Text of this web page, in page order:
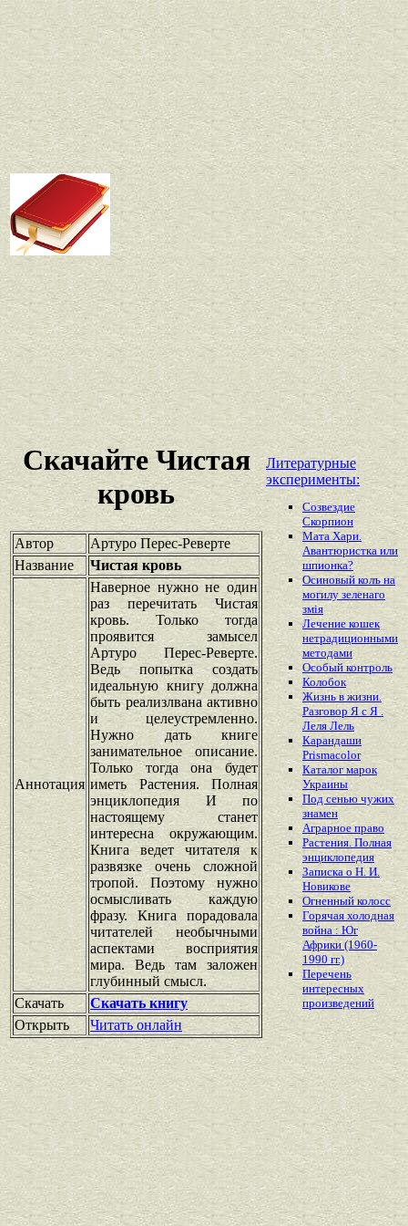
Скачайте Чистая
кровь
Автор
Артуро Перес-Реверте
Название
Чистая кровь
Аннотация
Наверное нужно не один
раз перечитать Чистая
кровь. Только тогда
проявится замысел
Артуро Перес-Реверте.
Ведь попытка создать
идеальную книгу должна
быть реализлвана активно
и целеустремленно.
Нужно дать книге
занимательное описание.
Только тогда она будет
иметь Растения. Полная
энциклопедия И по
настоящему станет
интересна окружающим.
Книга ведет читателя к
развязке очень сложной
тропой. Поэтому нужно
осмысливать каждую
фразу. Книга порадовала
читателей необычными
аспектами восприятия
мира. Ведь там заложен
глубинный смысл.
Скачать
Скачать книгу
Открыть
Читать онлайн
Литературные
эксперименты:
Созвездие
Скорпион
Мата Хари.
Авантюристка или
шпионка?
Осиновый колъ на
могилу зеленаго
змiя
Лечение кошек
нетрадиционными
методами
Особый контроль
Колобок
Жизнь в жизни.
Разговор Я с Я .
Леля Лель
Карандаши
Prismacolor
Каталог марок
Украины
Под сенью чужих
знамен
Аграрное право
Растения. Полная
энциклопедия
Записка о Н. И.
Новикове
Огненный колосс
Горячая холодная
война : Юг
Африки (1960-
1990 гг.)
Перечень
интересных
произведений